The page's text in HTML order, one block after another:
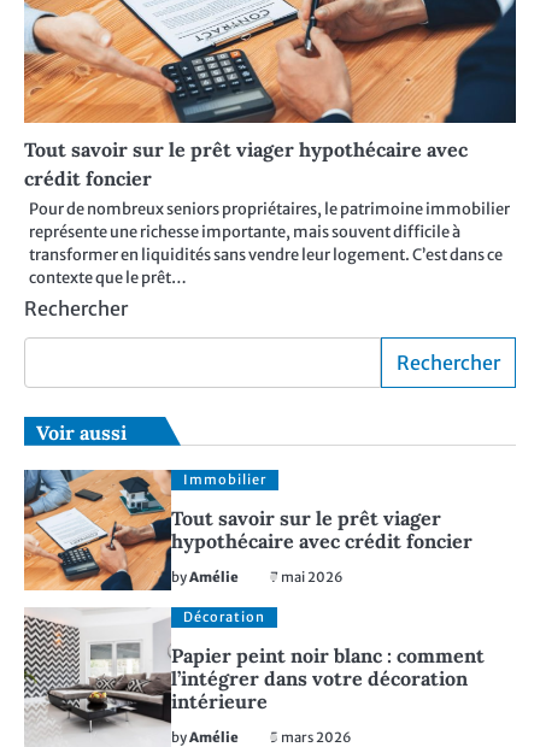
Tout savoir sur le prêt viager hypothécaire avec
crédit foncier
Pour de nombreux seniors propriétaires, le patrimoine immobilier
représente une richesse importante, mais souvent difficile à
transformer en liquidités sans vendre leur logement. C’est dans ce
contexte que le prêt…
Rechercher
Rechercher
Voir aussi
Immobilier
Tout savoir sur le prêt viager
hypothécaire avec crédit foncier
byAmélie 7 mai 2026
Décoration
Papier peint noir blanc : comment
l’intégrer dans votre décoration
intérieure
byAmélie 5 mars 2026